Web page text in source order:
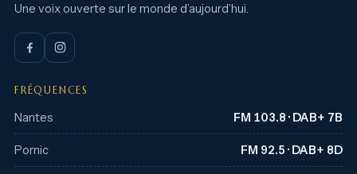
Une voix ouverte sur le monde d’aujourd’hui.
FRÉQUENCES
Nantes FM 103.8 · DAB+ 7B
Pornic FM 92.5 · DAB+ 8D